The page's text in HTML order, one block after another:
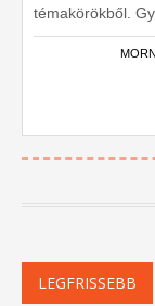
témakörökből.
MORN
LEGFRISSEBB